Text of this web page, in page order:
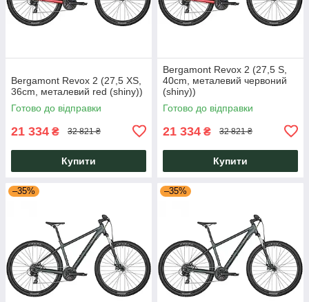
Bergamont Revox 2 (27,5 XS,
36cm, металевий red (shiny))
Готово до відправки
21 334 ₴ 32 821 ₴
Купити
Bergamont Revox 2 (27,5 S,
40cm, металевий червоний
(shiny))
Готово до відправки
21 334 ₴ 32 821 ₴
Купити
–35% –35%